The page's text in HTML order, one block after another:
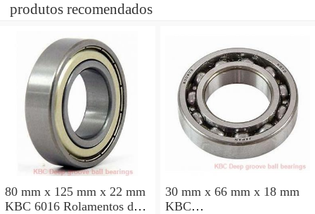
produtos recomendados
80 mm x 125 mm x 22 mm
KBC 6016 Rolamentos de
30 mm x 66 mm x 18 mm
KBC